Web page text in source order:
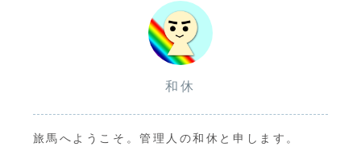
和休
旅馬へようこそ。管理人の和休と申します。